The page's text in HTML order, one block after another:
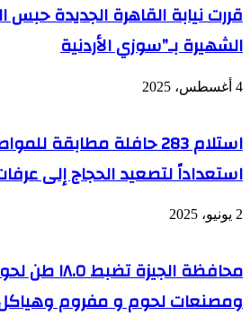
قررت نيابة القاهرة الجديدة حبس
الشهيرة بـ”سوزي الأردنية
4 أغسطس، 2025
استلام 283 حافلة مطابقة
استعداداً لتصعيد الحجاج إلى
2 يونيو، 2025
محافظة الجيزة
ومصنعات لحوم و مفروم